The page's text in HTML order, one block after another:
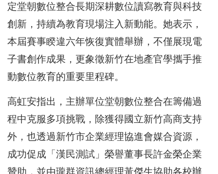
定堂朝數位整合長期深耕數位讀寫教育與科技
創新，持續為教育現場注入新動能。她表示，
本屆賽事睽違六年恢復實體舉辦，不僅展現電
子書創作成果，更象徵新竹在地產官學攜手推
動數位教育的重要里程碑。
高虹安指出，主辦單位堂朝數位整合在籌備過
程中克服多項挑戰，除獲得國立新竹高商支持
外，也透過新竹市企業經理協進會媒合資源，
成功促成「漢民測試」榮譽董事長許金榮企業
贊助，並由瓏群資訊總經理黃傑生協助各校辦